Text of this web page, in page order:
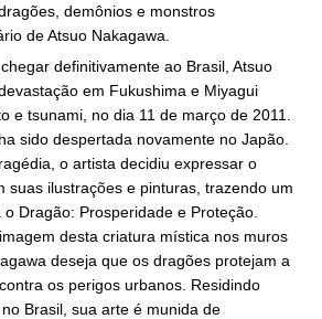
demônios e monstros
de Atsuo Nakagawa.
definitivamente ao Brasil, Atsuo
em Fukushima e Miyagui
e tsunami, no dia 11 de março de 2011.
sido despertada novamente no Japão.
o artista decidiu expressar o
suas ilustrações e pinturas, trazendo um
Dragão: Prosperidade e Proteção.
desta criatura mística nos muros
deseja que os dragões protejam a
os perigos urbanos. Residindo
Brasil, sua arte é munida de